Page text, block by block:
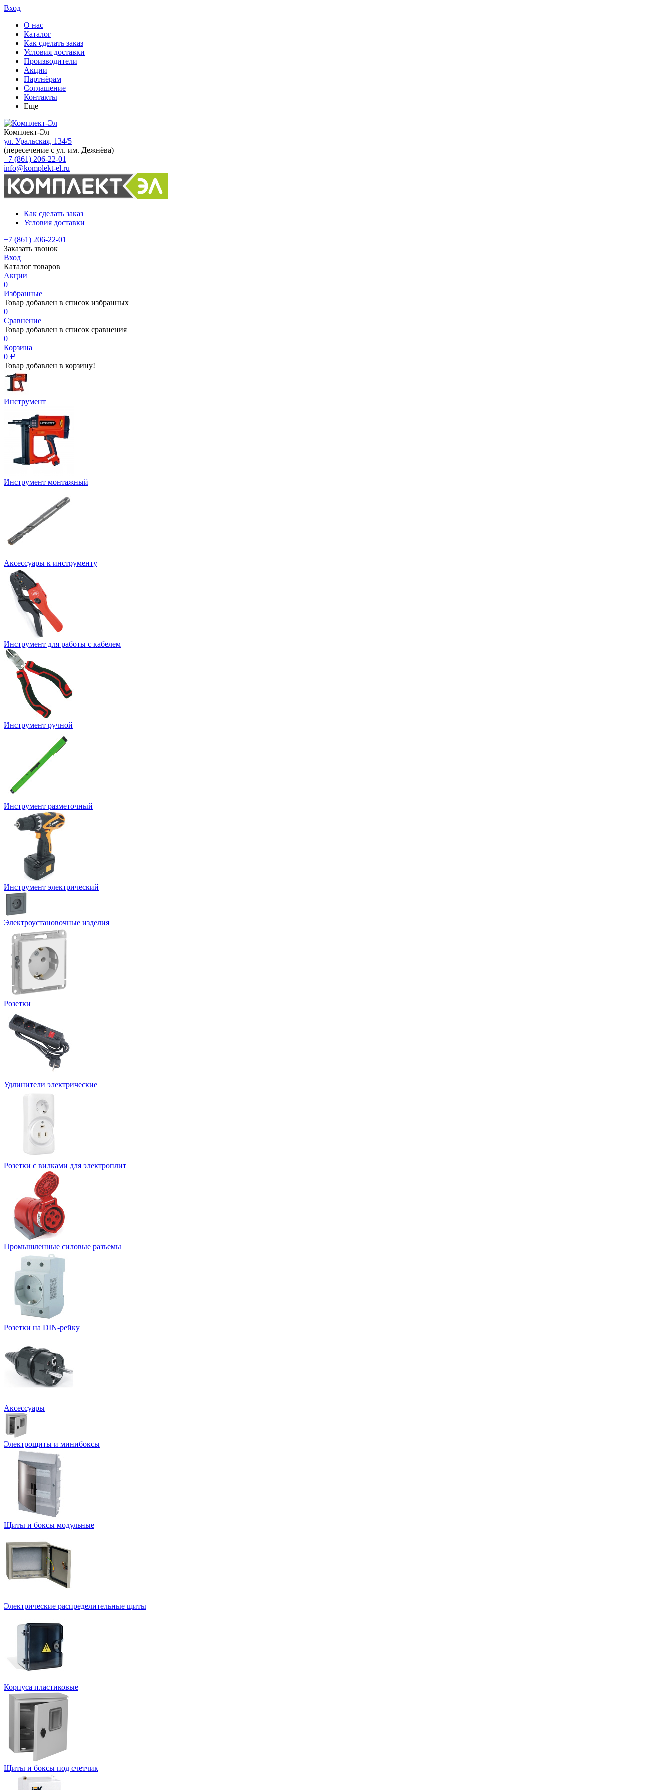
Вход
О нас
Каталог
Как сделать заказ
Условия доставки
Производители
Акции
Партнёрам
Соглашение
Контакты
Еще
Комплект-Эл
ул. Уральская, 134/5
(пересечение с ул. им. Дежнёва)
+7 (861) 206-22-01
info@komplekt-el.ru
Как сделать заказ
Условия доставки
+7 (861) 206-22-01
Заказать звонок
Вход
Каталог товаров
Акции
0
Избранные
Товар добавлен в список избранных
0
Сравнение
Товар добавлен в список сравнения
0
Корзина
0 Р
Товар добавлен в корзину!
Инструмент
Инструмент монтажный
Аксессуары к инструменту
Инструмент для работы с кабелем
Инструмент ручной
Инструмент разметочный
Инструмент электрический
Электроустановочные изделия
Розетки
Удлинители электрические
Розетки с вилками для электроплит
Промышленные силовые разъемы
Розетки на DIN-рейку
Аксессуары
Электрощиты и минибоксы
Щиты и боксы модульные
Электрические распределительные щиты
Корпуса пластиковые
Щиты и боксы под счетчик